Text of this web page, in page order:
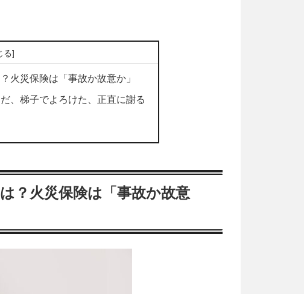
火災保険は「事故か故意か」
、梯子でよろけた、正直に謝る
？火災保険は「事故か故意